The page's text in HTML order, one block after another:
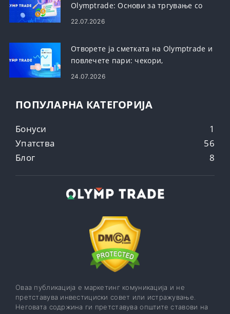
Olymptrade: Основи за тргување со
платформа
22.07.2026
Отворете ја сметката на Olymptrade и
повлечете пари: чекори,
ограничувања и време
24.07.2026
ПОПУЛАРНА КАТЕГОРИЈА
Бонуси
1
Упатства
56
Блог
8
Оваа публикација е маркетинг комуникација и не
претставува инвестициски совет или истражување.
Неговата содржина ги претставува општите ставови на